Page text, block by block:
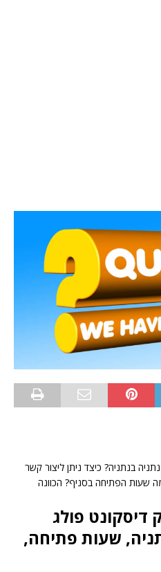
בנתניה? כיצד ניתן ליצור קשר
שעות הפתיחה בסניף? הכוונה
פולג
סניף 526 נתניה, שעות פתיחה,